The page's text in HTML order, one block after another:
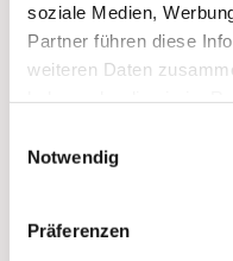
soziale Medien,
Partner führen diese
weiteren Daten
Notwendig
Präferenzen
Dies